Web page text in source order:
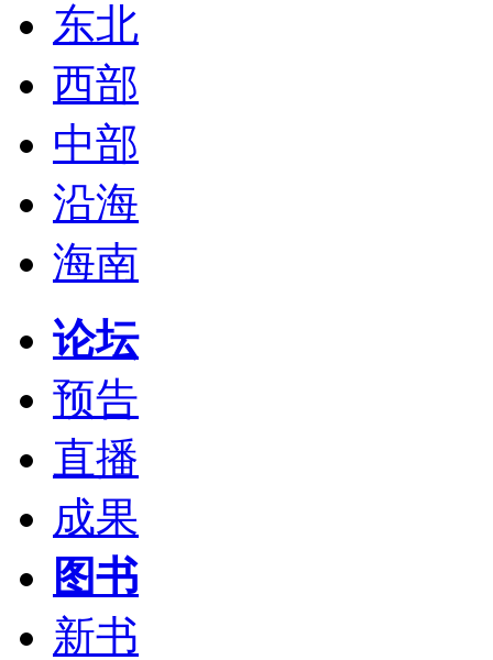
东北
西部
中部
沿海
海南
论坛
预告
直播
成果
图书
新书